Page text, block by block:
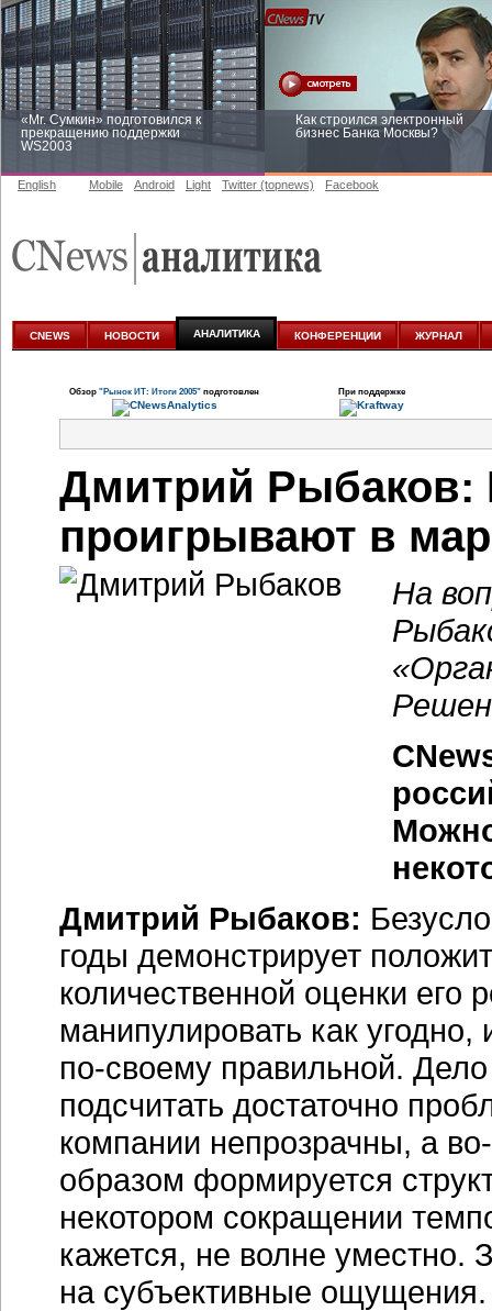
«Mr. Сумкин» подготовился к
прекращению поддержки
WS2003
Как строился электронный
бизнес Банка Москвы?
аналитике
English Mobile Android Light Twitter (topnews) Facebook
CNEWS НОВОСТИ АНАЛИТИКА КОНФЕРЕНЦИИ ЖУРНАЛ
Обзор "Рынок ИТ: Итоги 2005" подготовлен При поддержке
Дмитрий Рыбаков:
проигрывают в
На
«
Дмитрий Рыбаков:
годы демонстрирует
количественной оценки его
манипулировать как
по-своему правильной.
подсчитать достаточно
компании непрозрачны, а
образом формируется
некотором сокращении
кажется, не волне уместно.
на субъективные ощущения.